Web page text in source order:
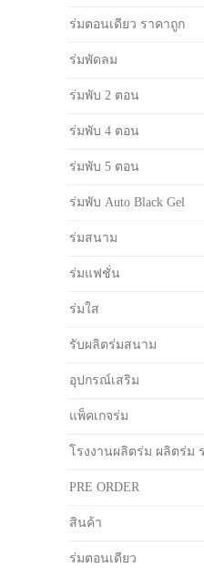
ร่มตอนเดียว ราคาถูก
ร่มพัดลม
ร่มพับ 2 ตอน
ร่มพับ 4 ตอน
ร่มพับ 5 ตอน
ร่มพับ Auto Black Gel
ร่มสนาม
ร่มแฟชั่น
ร่มใส
รับผลิตร่มสนาม
อุปกรณ์เสริม
แพ็คเกจร่ม
โรงงานผลิตร่ม ผลิตร่ม
PRE ORDER
สินค้า
ร่มตอนเดียว